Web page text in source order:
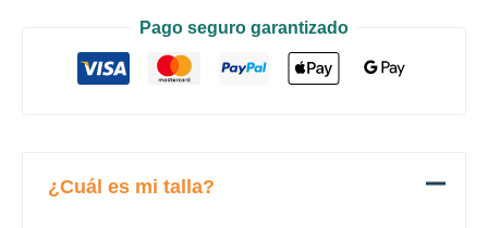
Pago seguro garantizado
¿Cuál es mi talla?